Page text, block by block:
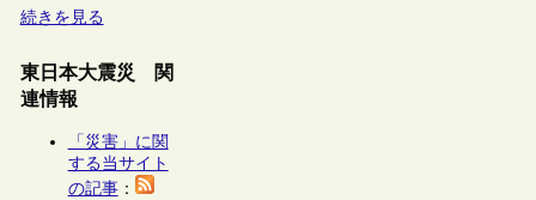
続きを見る
東日本大震災 関
連情報
「災害」に関
する当サイト
の記事：